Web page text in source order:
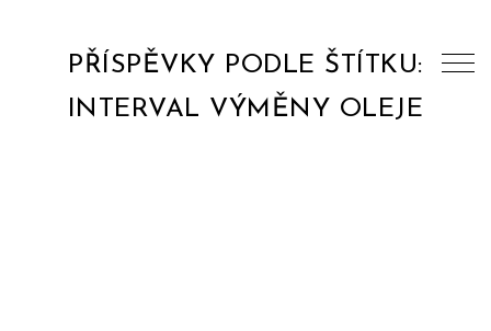
PŘÍSPĚVKY PODLE ŠTÍTKU:
INTERVAL VÝMĚNY OLEJE